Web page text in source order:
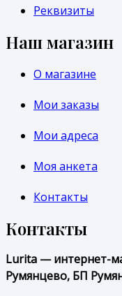
Реквизиты
Наш магазин
О магазине
Мои заказы
Мои адреса
Моя анкета
Контакты
Контакты
Lurita — интернет-
Румянцево, БП